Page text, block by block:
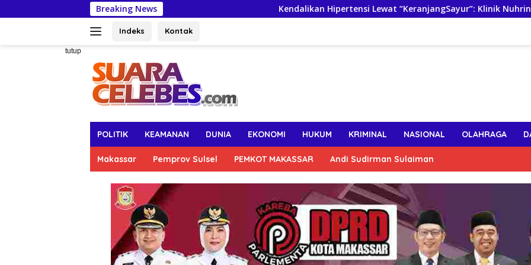
ke
Breaking News Kendalikan Hipertensi Lewat “KeranjangSayur”: Klinik Nuhrintama Luncurkan
Indeks Kontak
tutup
POLITIK KEAMANAN DUNIA EKONOMI HUKUM KRIMINAL NASIONAL OLAHRAGA
Makassar Pemprov Sulsel PEMKOT MAKASSAR Andi Sudirman Sulaiman